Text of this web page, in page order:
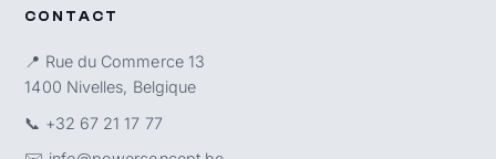
CONTACT
📍 Rue du Commerce 13
1400 Nivelles, Belgique
📞 +32 67 21 17 77